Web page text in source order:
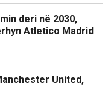
deri në 2030,
Atletico Madrid
United,